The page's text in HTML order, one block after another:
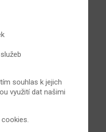
souhlas k jejich
využití dat našimi
.